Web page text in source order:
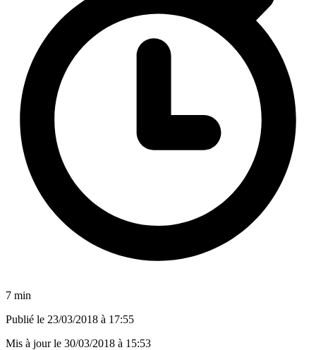
7 min
Publié le 23/03/2018 à 17:55
Mis à jour le 30/03/2018 à 15:53